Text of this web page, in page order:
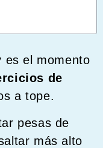
es el momento
de
a tope.
pesas de
más alto